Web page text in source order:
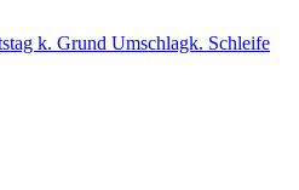
Umschlagk. Schleife